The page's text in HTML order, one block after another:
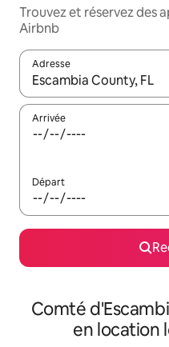
Trouvez et réservez des
Airbnb
Adresse
Lorsque les résultats
Arrivée
Départ
Comté
en location